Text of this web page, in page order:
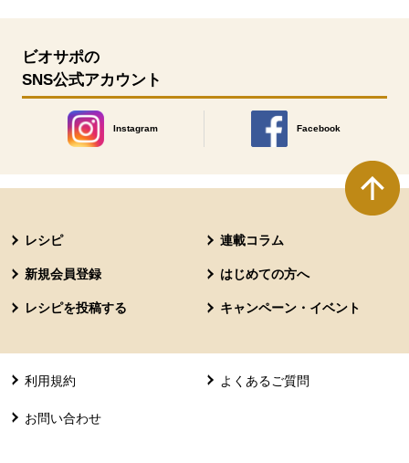
ビオサポの
SNS公式アカウント
Instagram
別のウィンドウで開きます。
Facebook
別のウィンドウで開きます
レシピ 連載コラム
新規会員登録 はじめての方へ
レシピを投稿する キャンペーン・イベント
利用規約 よくあるご質問
お問い合わせ